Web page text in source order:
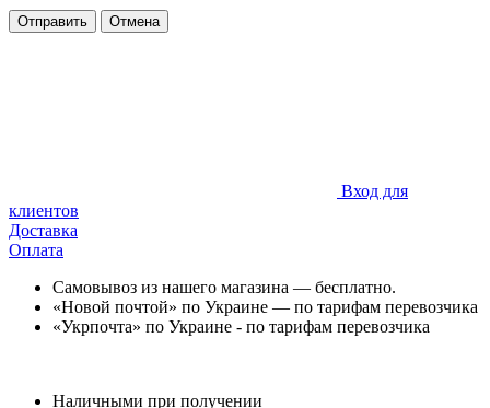
Отправить Отмена
Вход для
клиентов
Доставка
Оплата
Самовывоз из нашего магазина — бесплатно.
«Новой почтой» по Украине — по тарифам перевозчика
«Укрпочта» по Украине - по тарифам перевозчика
Наличными при получении